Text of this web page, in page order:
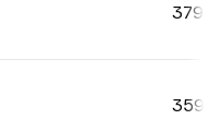
379
359